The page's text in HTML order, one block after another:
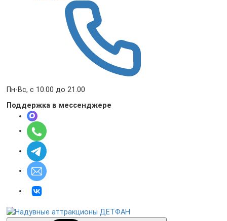
Пн-Вс, с 10.00 до 21.00
Поддержка в мессенджере